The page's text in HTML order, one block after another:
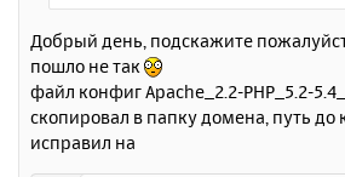
и
е
Добрый день, подскажите
пошло не так
файл конфиг Apache_2.2-PHP_5.2-
скопировал в папку домена, путь до
исправил на